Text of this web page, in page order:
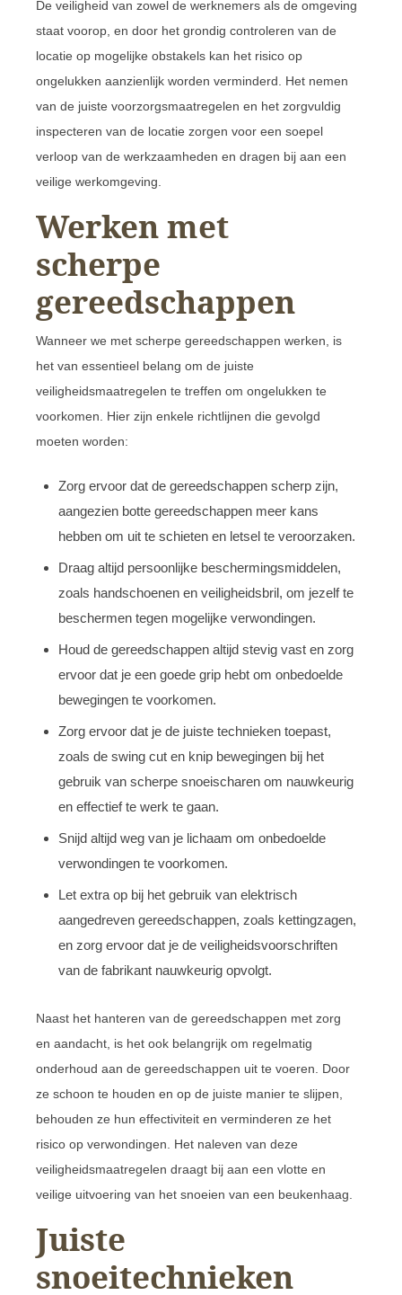
De veiligheid van zowel de werknemers als de omgeving
staat voorop, en door het grondig controleren van de
locatie op mogelijke obstakels kan het risico op
ongelukken aanzienlijk worden verminderd. Het nemen
van de juiste voorzorgsmaatregelen en het zorgvuldig
inspecteren van de locatie zorgen voor een soepel
verloop van de werkzaamheden en dragen bij aan een
veilige werkomgeving.
Werken met
scherpe
gereedschappen
Wanneer we met scherpe gereedschappen werken, is
het van essentieel belang om de juiste
veiligheidsmaatregelen te treffen om ongelukken te
voorkomen. Hier zijn enkele richtlijnen die gevolgd
moeten worden:
Zorg ervoor dat de gereedschappen scherp zijn,
aangezien botte gereedschappen meer kans
hebben om uit te schieten en letsel te veroorzaken.
Draag altijd persoonlijke beschermingsmiddelen,
zoals handschoenen en veiligheidsbril, om jezelf te
beschermen tegen mogelijke verwondingen.
Houd de gereedschappen altijd stevig vast en zorg
ervoor dat je een goede grip hebt om onbedoelde
bewegingen te voorkomen.
Zorg ervoor dat je de juiste technieken toepast,
zoals de swing cut en knip bewegingen bij het
gebruik van scherpe snoeischaren om nauwkeurig
en effectief te werk te gaan.
Snijd altijd weg van je lichaam om onbedoelde
verwondingen te voorkomen.
Let extra op bij het gebruik van elektrisch
aangedreven gereedschappen, zoals kettingzagen,
en zorg ervoor dat je de veiligheidsvoorschriften
van de fabrikant nauwkeurig opvolgt.
Naast het hanteren van de gereedschappen met zorg
en aandacht, is het ook belangrijk om regelmatig
onderhoud aan de gereedschappen uit te voeren. Door
ze schoon te houden en op de juiste manier te slijpen,
behouden ze hun effectiviteit en verminderen ze het
risico op verwondingen. Het naleven van deze
veiligheidsmaatregelen draagt bij aan een vlotte en
veilige uitvoering van het snoeien van een beukenhaag.
Juiste
snoeitechnieken